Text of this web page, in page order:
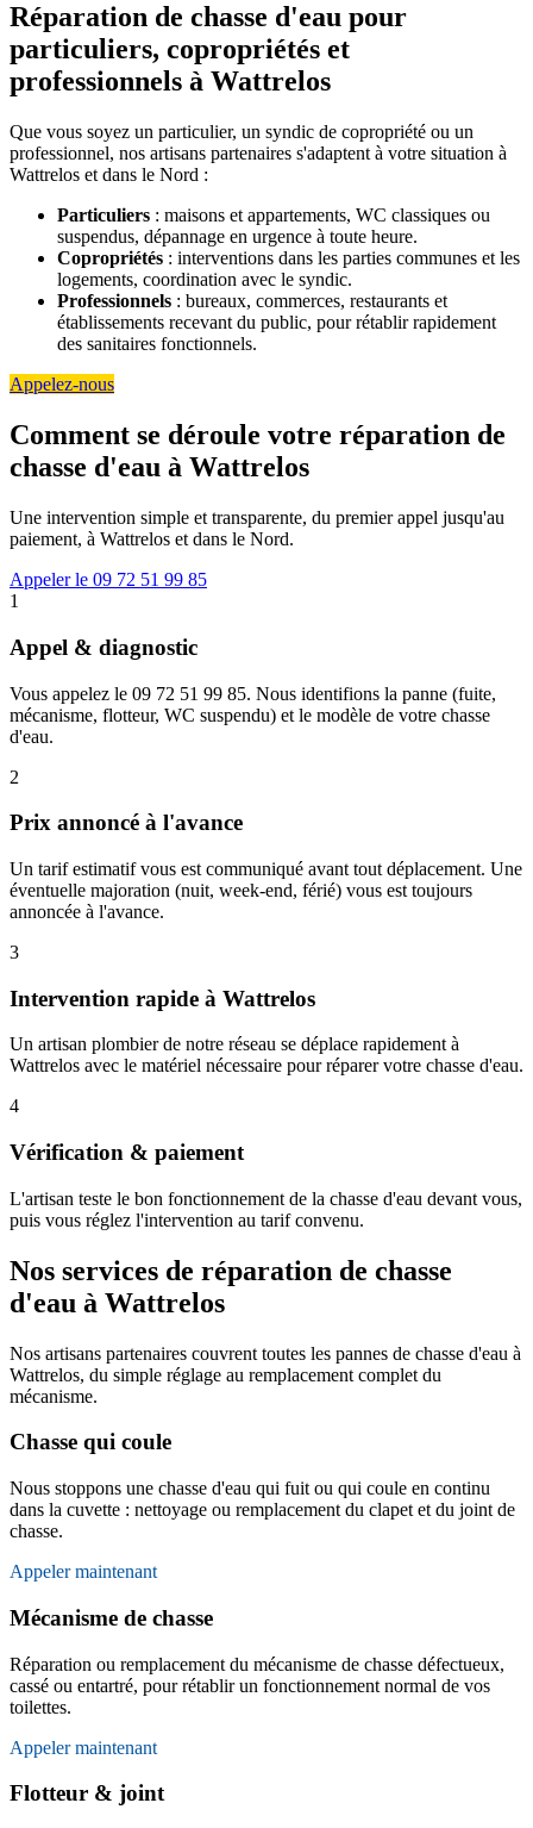
Réparation de chasse d'eau pour
particuliers, copropriétés et
professionnels à Wattrelos
Que vous soyez un particulier, un syndic de copropriété ou un
professionnel, nos artisans partenaires s'adaptent à votre situation à
Wattrelos et dans le Nord :
Particuliers : maisons et appartements, WC classiques ou
suspendus, dépannage en urgence à toute heure.
Copropriétés : interventions dans les parties communes et les
logements, coordination avec le syndic.
Professionnels : bureaux, commerces, restaurants et
établissements recevant du public, pour rétablir rapidement
des sanitaires fonctionnels.
Appelez-nous
Comment se déroule votre réparation de
chasse d'eau à Wattrelos
Une intervention simple et transparente, du premier appel jusqu'au
paiement, à Wattrelos et dans le Nord.
Appeler le 09 72 51 99 85
1
Appel & diagnostic
Vous appelez le 09 72 51 99 85. Nous identifions la panne (fuite,
mécanisme, flotteur, WC suspendu) et le modèle de votre chasse
d'eau.
2
Prix annoncé à l'avance
Un tarif estimatif vous est communiqué avant tout déplacement. Une
éventuelle majoration (nuit, week-end, férié) vous est toujours
annoncée à l'avance.
3
Intervention rapide à Wattrelos
Un artisan plombier de notre réseau se déplace rapidement à
Wattrelos avec le matériel nécessaire pour réparer votre chasse d'eau.
4
Vérification & paiement
L'artisan teste le bon fonctionnement de la chasse d'eau devant vous,
puis vous réglez l'intervention au tarif convenu.
Nos services de réparation de chasse
d'eau à Wattrelos
Nos artisans partenaires couvrent toutes les pannes de chasse d'eau à
Wattrelos, du simple réglage au remplacement complet du
mécanisme.
Chasse qui coule
Nous stoppons une chasse d'eau qui fuit ou qui coule en continu
dans la cuvette : nettoyage ou remplacement du clapet et du joint de
chasse.
Appeler maintenant
Mécanisme de chasse
Réparation ou remplacement du mécanisme de chasse défectueux,
cassé ou entartré, pour rétablir un fonctionnement normal de vos
toilettes.
Appeler maintenant
Flotteur & joint